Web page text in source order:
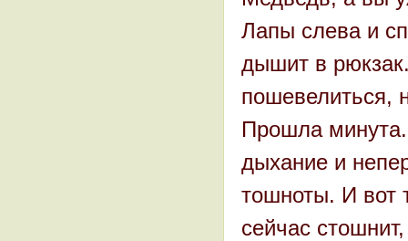
Лапы слева и
дышит в
пошевелиться,
Прошла
дыхание и
тошноты. И вот
сейчас